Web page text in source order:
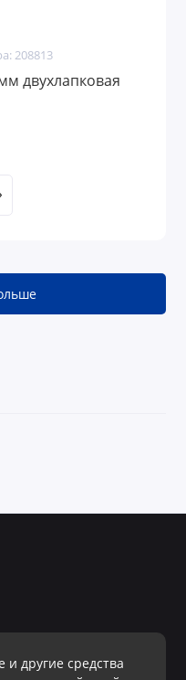
208813
двухлапковая
другие средства